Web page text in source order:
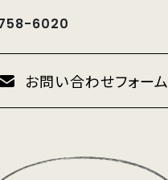
6020
お問い合わせフォーム